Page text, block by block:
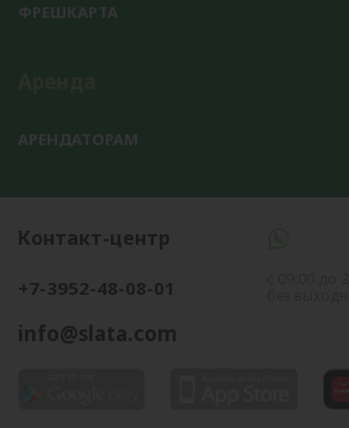
ФРЕШКАРТА
АРЕНДАТОРАМ
Контакт-центр
+7-3952-48-08-01
info@slata.com